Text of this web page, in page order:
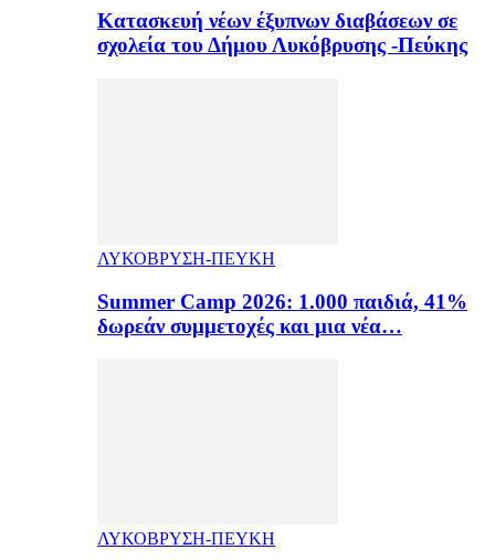
Κατασκευή νέων έξυπνων διαβάσεων σε
σχολεία του Δήμου Λυκόβρυσης -Πεύκης
ΛΥΚΟΒΡΥΣΗ-ΠΕΥΚΗ
Summer Camp 2026: 1.000 παιδιά, 41%
δωρεάν συμμετοχές και μια νέα…
ΛΥΚΟΒΡΥΣΗ-ΠΕΥΚΗ